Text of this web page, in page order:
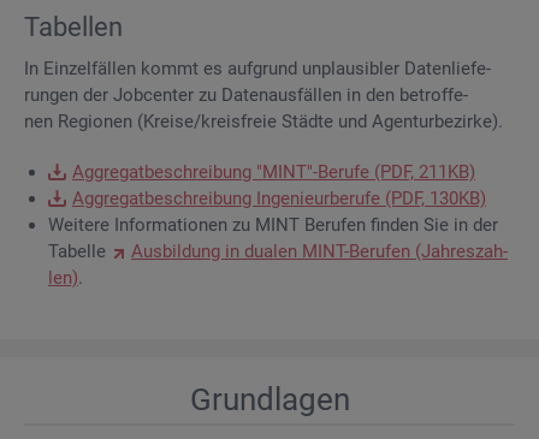
Ta­bel­len
In Ein­zel­fäl­len kommt es auf­grund un­plau­si­bler Da­ten­lie­fe­
run­gen der Job­cen­ter zu Da­ten­aus­fäl­len in den be­trof­fe­
nen Re­gio­nen (Krei­se/kreis­freie Städ­te und Agen­tur­be­zir­ke).
Ag­gre­gat­be­schrei­bung "MINT"-Be­ru­fe (PDF, 211KB)
Ag­gre­gat­be­schrei­bung In­ge­nieur­be­ru­fe (PDF, 130KB)
Wei­te­re In­for­ma­tio­nen zu MINT Be­ru­fen fin­den Sie in der
Ta­bel­le
Aus­bil­dung in dua­len MINT-Be­ru­fen (Jah­res­zah­
len).
Grund­la­gen